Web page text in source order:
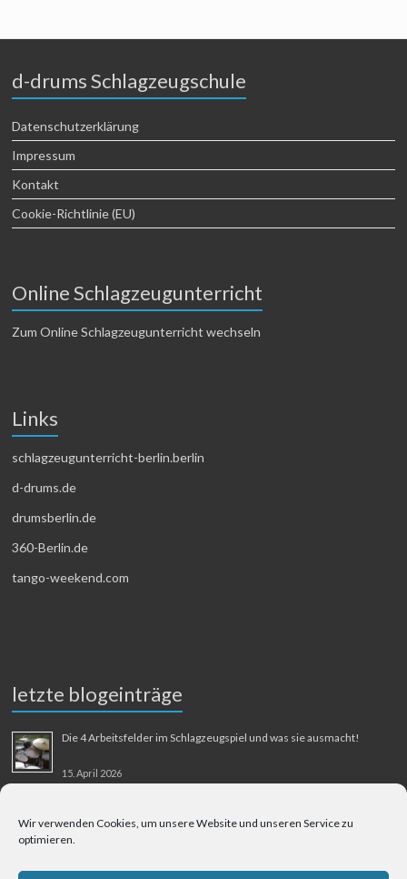
Wir verwenden Cookies, um unsere Website und unseren Service zu
optimieren.
d-drums Schlagzeugschule
Datenschutzerklärung
Impressum
Kontakt
Cookie-Richtlinie (EU)
Online Schlagzeugunterricht
Zum Online Schlagzeugunterricht wechseln
Links
schlagzeugunterricht-berlin.berlin
d-drums.de
drumsberlin.de
360-Berlin.de
tango-weekend.com
letzte blogeinträge
Die 4 Arbeitsfelder im Schlagzeugspiel und was sie ausmacht!
15. April 2026
31. August 2025